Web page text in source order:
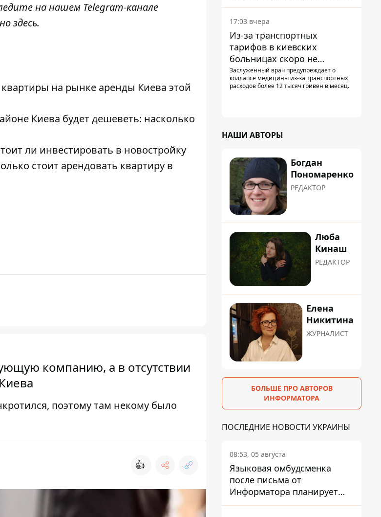
на нашем Telegram-канале
здесь.
на рынке аренды Киева этой
Киева будет дешеветь: насколько
ли инвестировать в новостройку
стоит арендовать квартиру в
компанию, а в отсутствии
поэтому там некому было
👍
попасть в пробку
17:03 вчера
Из-за транспортных
тарифов в киевских
больницах скоро не
останется медсестер и
санитарок - профессор
Заслуженный врач предупреждает о
коллапсе медицины из-за транспортных
расходов более 12 тысяч гривен в месяц.
НАШИ АВТОРЫ
Богдан
Пономаренко
РЕДАКТОР
Люба
Кинаш
РЕДАКТОР
Елена
Никитина
ЖУРНАЛИСТ
БОЛЬШЕ ПРО АВТОРОВ
ИНФОРМАТОРА
ПОСЛЕДНИЕ НОВОСТИ УКРАИНЫ
08:53, 05 августа
Языковая омбудсменка
после письма от
Информатора планирует
наказать компанию-